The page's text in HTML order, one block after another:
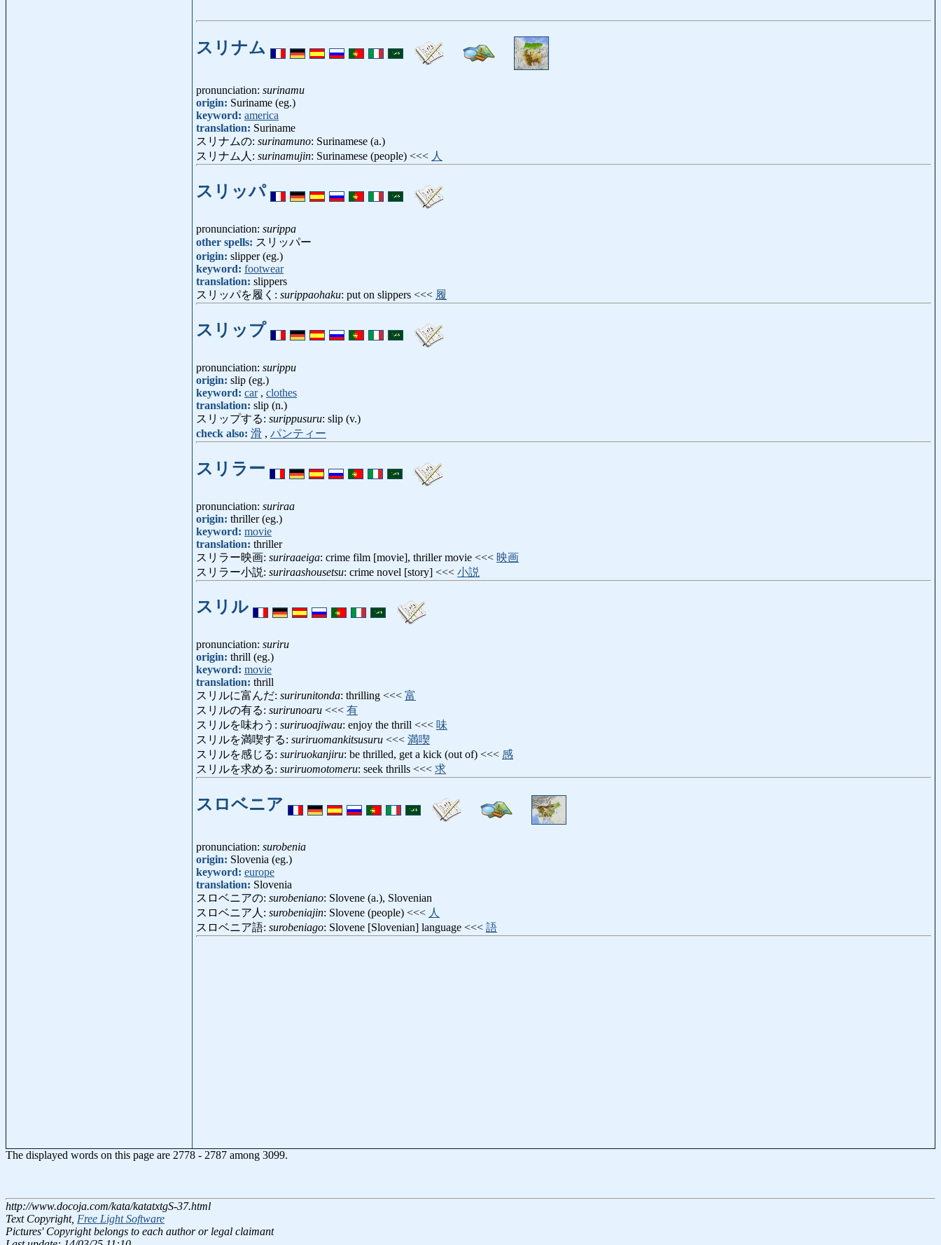
スリナム
pronunciation: surinamu
origin: Suriname (eg.)
keyword: america
translation: Suriname
スリナムの: surinamuno: Surinamese (a.)
スリナム人: surinamujin: Surinamese (people) <<< 人
スリッパ
pronunciation: surippa
other spells: スリッパー
origin: slipper (eg.)
keyword: footwear
translation: slippers
スリッパを履く: surippaohaku: put on slippers <<< 履
スリップ
pronunciation: surippu
origin: slip (eg.)
keyword: car, clothes
translation: slip (n.)
スリップする: surippusuru: slip (v.)
check also: 滑 , パンティー
スリラー
pronunciation: suriraa
origin: thriller (eg.)
keyword: movie
translation: thriller
スリラー映画: suriraaeiga: crime film [movie], thriller movie <<< 映画
スリラー小説: suriraashousetsu: crime novel [story] <<< 小説
スリル
pronunciation: suriru
origin: thrill (eg.)
keyword: movie
translation: thrill
スリルに富んだ: surirunitonda: thrilling <<< 富
スリルの有る: surirunoaru <<< 有
スリルを味わう: suriruoajiwau: enjoy the thrill <<< 味
スリルを満喫する: suriruomankitsusuru <<< 満喫
スリルを感じる: suriruokanjiru: be thrilled, get a kick (out of) <<< 感
スリルを求める: suriruomotomeru: seek thrills <<< 求
スロベニア
pronunciation: surobenia
origin: Slovenia (eg.)
keyword: europe
translation: Slovenia
スロベニアの: surobeniano: Slovene (a.), Slovenian
スロベニア人: surobeniajin: Slovene (people) <<< 人
スロベニア語: surobeniago: Slovene [Slovenian] language <<< 語
The displayed words on this page are 2778 - 2787 among 3099.
http://www.docoja.com/kata/katatxtgS-37.html
Text Copyright, Free Light Software
Pictures' Copyright belongs to each author or legal claimant